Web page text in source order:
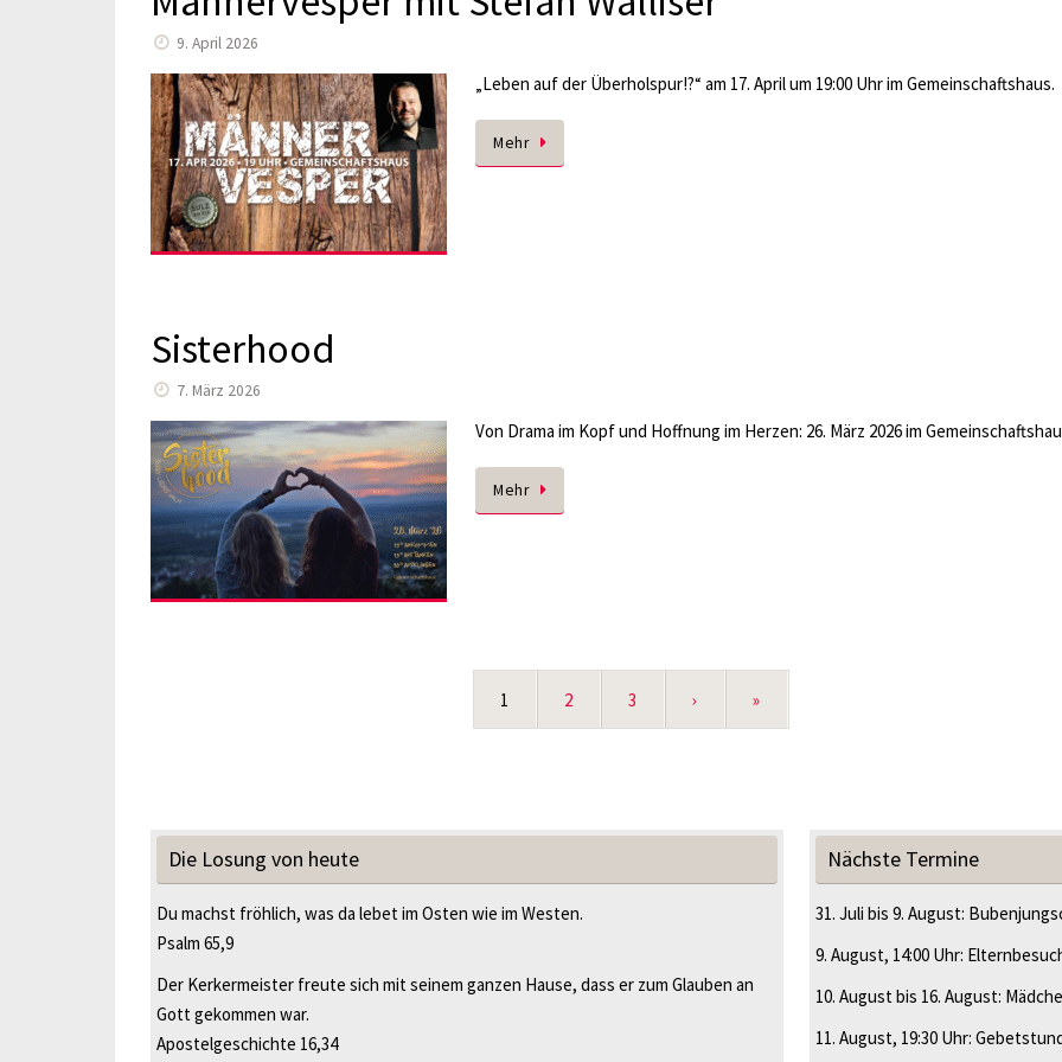
9. April 2026
„Leben auf der Überholspur!?“ am 17. April um 19:00 Uhr im Gemeinschaftshaus.
Mehr
Sisterhood
7. März 2026
Von Drama im Kopf und Hoffnung im Herzen: 26. März 2026 im
Mehr
1 2 3 › »
Die Losung von heute
Du machst fröhlich, was da lebet im Osten wie im Westen.
Psalm 65,9
Der Kerkermeister freute sich mit seinem ganzen Hause, dass er zum Glauben an
Gott gekommen war.
Apostelgeschichte 16,34
Nächste Termine
31. Juli bis 9. August:
9. August, 14:00 Uhr:
10. Augustbis 16. August:
11. August, 19:30 Uhr: